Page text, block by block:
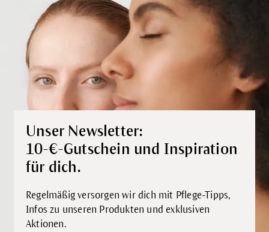
Unser Newsletter:
10-€-Gutschein und Inspiration
für dich.
Regelmäßig versorgen wir dich mit Pflege-Tipps,
Infos zu unseren Produkten und exklusiven
Aktionen.